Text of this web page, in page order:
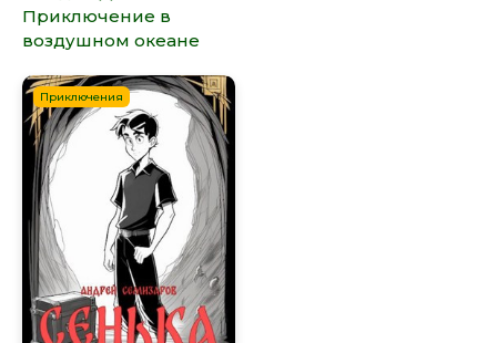
Приключение в
воздушном океане
Приключения